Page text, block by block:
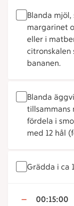
Blanda
margarinet
eller i
citronskalen
bananen.
Blanda
tillsammans
fördela i
med 12 hål
Grädda i ca
00:15:00